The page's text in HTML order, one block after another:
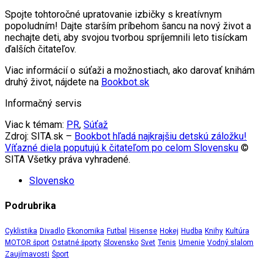
Spojte tohtoročné upratovanie izbičky s kreatívnym
popoludním! Dajte starším príbehom šancu na nový život a
nechajte deti, aby svojou tvorbou spríjemnili leto tisíckam
ďalších čitateľov.
Viac informácií o súťaži a možnostiach, ako darovať knihám
druhý život, nájdete na Bookbot.sk
Informačný servis
Viac k témam: PR, Súťaž
Zdroj: SITA.sk – Bookbot hľadá najkrajšiu detskú záložku!
Víťazné diela poputujú k čitateľom po celom Slovensku ©
SITA Všetky práva vyhradené.
Slovensko
Podrubrika
Cyklistika Divadlo Ekonomika Futbal Hisense Hokej Hudba Knihy Kultúra
MOTOR šport Ostatné športy Slovensko Svet Tenis Umenie Vodný slalom
Zaujímavosti Šport